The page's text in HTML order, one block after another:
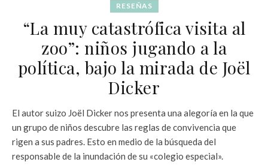
RESEÑAS
“La muy catastrófica visita al
zoo”: niños jugando a la
política, bajo la mirada de Joël
Dicker
El autor suizo Joël Dicker nos presenta una alegoría en la que
un grupo de niños descubre las reglas de convivencia que
rigen a sus padres. Esto en medio de la búsqueda del
responsable de la inundación de su «colegio especial».